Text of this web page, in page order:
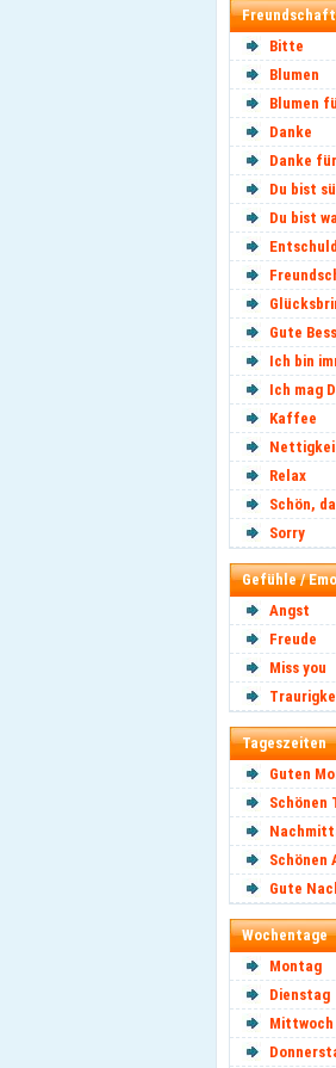
Freundschaft
Bitte
Blumen
Blumen
Danke
Danke
Du bist
Du bist
Gute
Ich bin
Ich mag
Kaffee
Relax
Schön,
Sorry
Gefühle /
Angst
Freude
Miss you
Tageszeiten
Guten
Schönen
Schönen
Gute
Wochentage
Montag
Dienstag
Mittwoch